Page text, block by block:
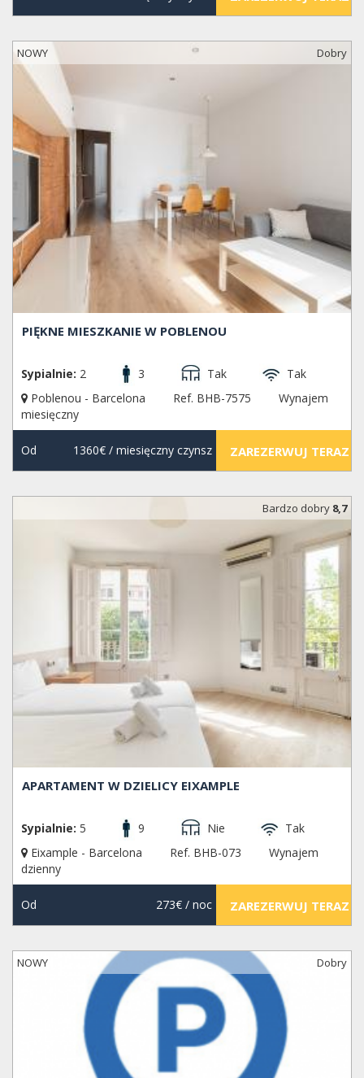
NOWY Dobry
PIĘKNE MIESZKANIE W POBLENOU
Sypialnie: 2 3 Tak
Tak
Poblenou - Barcelona
Ref. BHB-7575
Wynajem
miesięczny
Od 1360€/ miesięczny czynsz ZAREZERWUJ TERAZ
Bardzo dobry 8,7
APARTAMENT W DZIELICY EIXAMPLE
Sypialnie: 5 9 Nie
Tak
Eixample - Barcelona
Ref. BHB-073
Wynajem
dzienny
Od 273€/ noc ZAREZERWUJ TERAZ
NOWY Dobry